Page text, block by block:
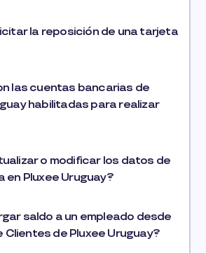
la reposición de una tarjeta
las cuentas bancarias de
habilitadas para realizar
o modificar los datos de
en Pluxee Uruguay?
saldo a un empleado desde
Clientes de Pluxee Uruguay?